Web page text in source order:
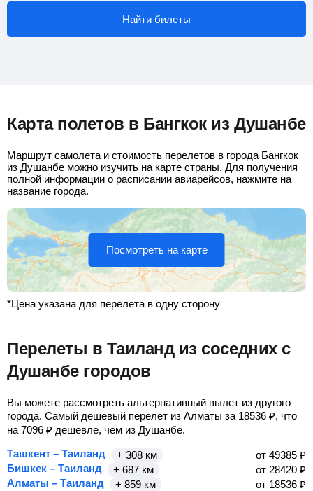
Найти билеты
Карта полетов в Бангкок из Душанбе
Маршрут самолета и стоимость перелетов в города Бангкок
из Душанбе можно изучить на карте страны. Для получения
полной информации о расписании авиарейсов, нажмите на
название города.
Посмотреть на карте
*Цена указана для перелета в одну сторону
Перелеты в Таиланд из соседних с
Душанбе городов
Вы можете рассмотреть альтернативный вылет из другого
города. Самый дешевый перелет из Алматы за 18536 ₽, что
на 7096 ₽ дешевле, чем из Душанбе.
Ташкент – Таиланд
+ 308 км от 49385 ₽
Бишкек – Таиланд
+ 687 км от 28420 ₽
Алматы – Таиланд
+ 859 км от 18536 ₽